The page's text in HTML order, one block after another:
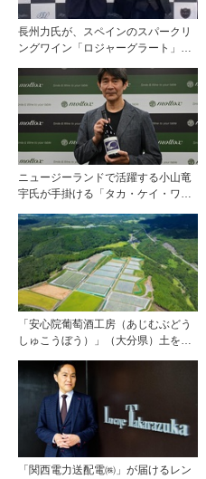
長州力氏が、スペインのスパークリ
ングワイン「ロジャーグラート」の
ニュージーランドで活躍する小山竜
宇氏が手掛ける「タカ・ケイ・ワイ
始
「安心院葡萄酒工房（あじむぶどう
しゅこうぼう）」（大分県）土を作
ワインに実を結ぶ
「関西電力送配電㈱」が届けるレン